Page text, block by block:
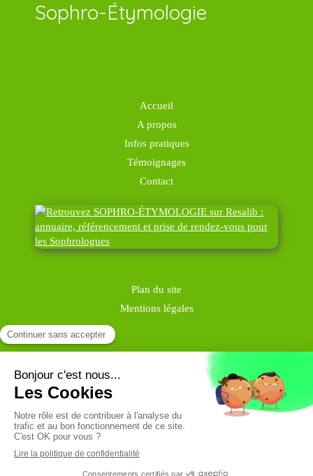
Sophro-Étymologie
Accueil
A propos
Infos pratiques
Témoignages
Contact
Plan du site
Mentions légales
Prendre rendez-vous en ligne